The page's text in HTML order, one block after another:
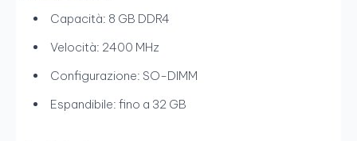
Capacità: 8 GB DDR4
Velocità: 2400 MHz
Configurazione: SO-DIMM
Espandibile: fino a 32 GB